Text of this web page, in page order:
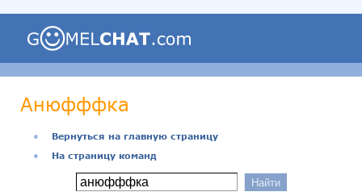
Анюфффка
●
Вернуться на главную страницу
●
На страницу команд